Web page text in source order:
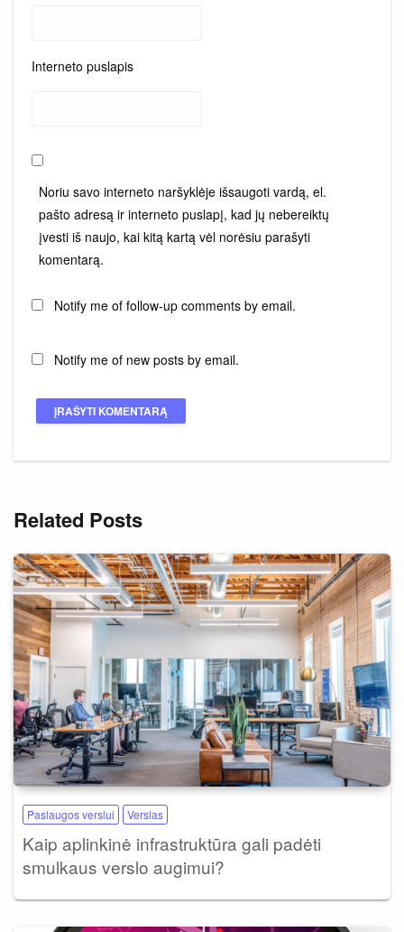
Interneto puslapis
Noriu savo interneto naršyklėje išsaugoti vardą, el.
pašto adresą ir interneto puslapį, kad jų nebereiktų
įvesti iš naujo, kai kitą kartą vėl norėsiu parašyti
komentarą.
Notify me of follow-up comments by email.
Notify me of new posts by email.
Related Posts
Paslaugos verslui Verslas
Kaip aplinkinė infrastruktūra gali padėti
smulkaus verslo augimui?